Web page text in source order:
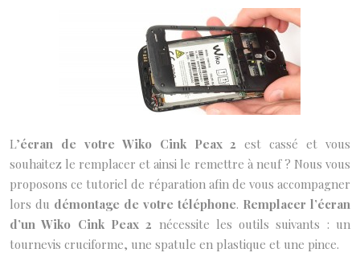
L’écran de votre Wiko Cink Peax 2est cassé et vous
souhaitez le remplacer et ainsi le remettre à neuf ? Nous vous
proposons ce tutoriel de réparation afin de vous accompagner
lors du démontage de votre téléphone. Remplacer l’écran
d’un Wiko Cink Peax 2 nécessite les outils suivants : un
tournevis cruciforme, une spatule en plastique et une pince.